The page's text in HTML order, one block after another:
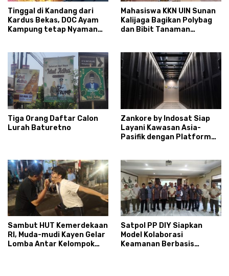
Tinggal di Kandang dari
Kardus Bekas, DOC Ayam
Kampung tetap Nyaman
Mahasiswa KKN UIN Sunan
Kalijaga Bagikan Polybag
dan Bibit Tanaman
Tiga Orang Daftar Calon
Lurah Baturetno
Zankore by Indosat Siap
Layani Kawasan Asia-
Pasifik dengan Platform
Sambut HUT Kemerdekaan
RI, Muda-mudi Kayen Gelar
Lomba Antar Kelompok
Satpol PP DIY Siapkan
Model Kolaborasi
Keamanan Berbasis